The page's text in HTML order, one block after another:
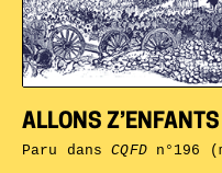
ALLONS
Paru dansCQFDn°196